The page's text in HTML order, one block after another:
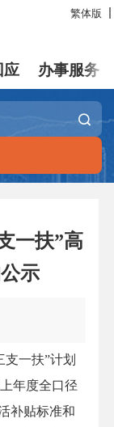
繁体版
应 办事服务
一扶”高
示
一扶”计划
年度全口径
补贴标准和